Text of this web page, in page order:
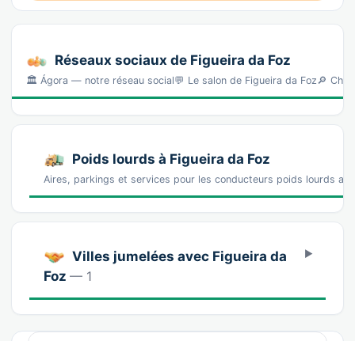
Réseaux sociaux de Figueira da Foz
🏛️ Ágora — notre réseau social💬 Le salon de Figueira da Foz🔎
Poids lourds à Figueira da Foz
Aires, parkings et services pour les conducteurs poids lourds
Villes jumelées avec Figueira da
Foz — 1